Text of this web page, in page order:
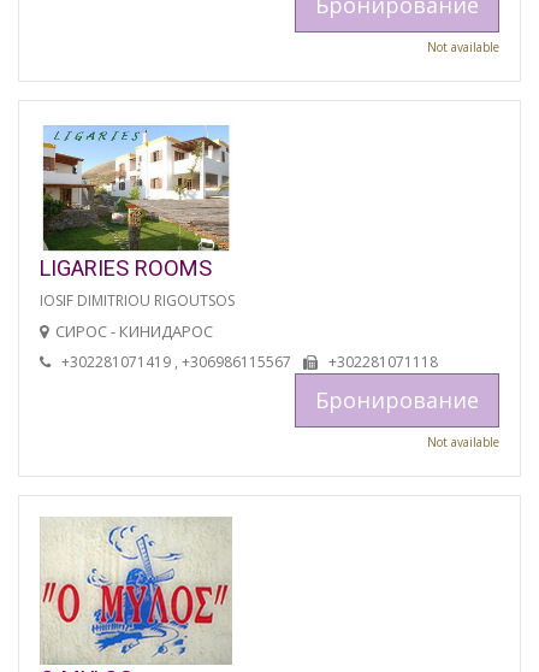
Not available
LIGARIES ROOMS
IOSIF DIMITRIOU RIGOUTSOS
СИРОС - КИНИДАРОС
+302281071419 , +306986115567 +302281071118
Бронирование
Not available